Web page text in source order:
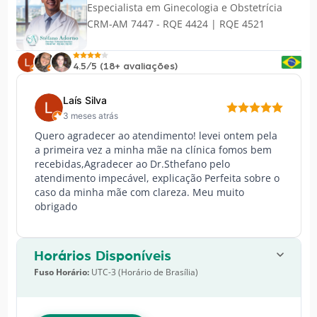
Especialista em Ginecologia e Obstetrícia
CRM-AM 7447 - RQE 4424 | RQE 4521
4.5/5 (18+ avaliações)
Laís Silva
3 meses atrás
Quero agradecer ao atendimento! levei ontem pela
a primeira vez a minha mãe na clínica fomos bem
recebidas,Agradecer ao Dr.Sthefano pelo
atendimento impecável, explicação Perfeita sobre o
caso da minha mãe com clareza. Meu muito
obrigado
Horários Disponíveis
Fuso Horário:UTC-3 (Horário de Brasília)